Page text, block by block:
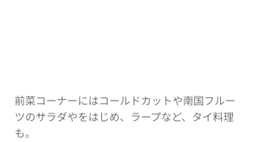
前菜コーナーにはコールドカットや南国フルー
ツのサラダやをはじめ、ラープなど、タイ料理
も。